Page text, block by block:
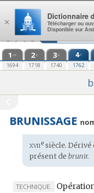
Aller au contenu
1 re
1694
2e
1718
3e
1740
4e
1762
BRUNISSAGE
Étymologie
:
xviiesiècle.
présent de brunir.
MARQUE
TECHNIQUE.
×
Dictionnaire
Télécharger ou
Disponible sur